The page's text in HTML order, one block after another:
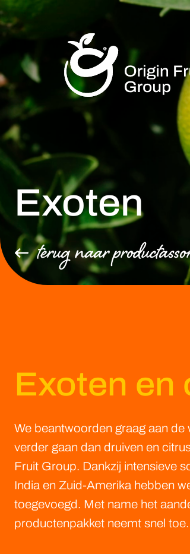
Exoten
terug naar
Exoten en
We beantwoorden graag aan de
verder gaan dan druiven en
Fruit Group. Dankzij intensieve
India en Zuid-Amerika hebben
toegevoegd. Met name het
productenpakket neemt snel toe.